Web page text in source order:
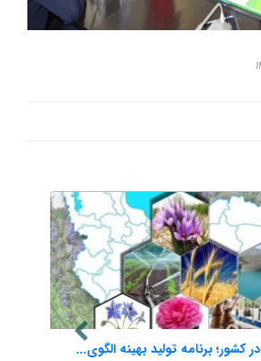
کشور؛ برنامه تولید بهینه الگوی...